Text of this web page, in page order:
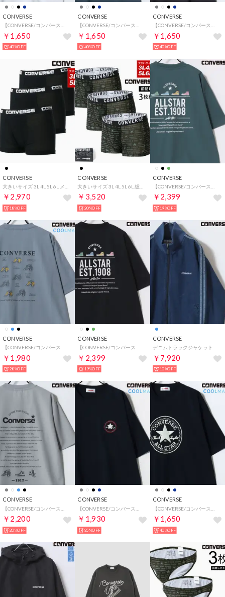
CONVERSE
【CONVERSE/コンバース】COOLMAX クールマックス 接触冷感 速乾 オールスター 発泡プリントT 半袖Tシャツ メンズ レディース ユニセックス トップス カットソー 春夏
￥1,650
40%OFF
CONVERSE
【CONVERSE/コンバース】COOLMAX クールマックス 接触冷感 速乾 オールスター 発泡プリントT 半袖Tシャツ メンズ レディース ユニセックス トップス カットソー 春夏
￥1,650
40%OFF
CONVERSE
【CONVERSE/コンバース】COOLMAX クールマックス 接触冷感 速乾 オールスター 発泡プリントT 半袖Tシャツ メンズ レディース ユニセックス トップス カットソー 春夏
￥1,650
40%OFF
CONVERSE
￥2,970
18%OFF
CONVERSE
￥3,520
20%OFF
CONVERSE
￥2,399
19%OFF
CONVERSE
￥1,980
28%OFF
CONVERSE
￥2,399
19%OFF
CONVERSE
￥7,920
10%OFF
CONVERSE
￥2,200
20%OFF
CONVERSE
￥1,930
35%OFF
CONVERSE
￥1,650
40%OFF